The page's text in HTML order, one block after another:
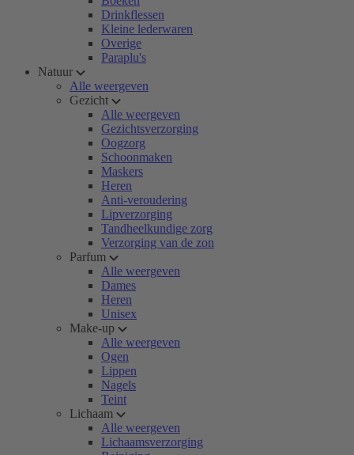
Drinkflessen
Kleine lederwaren
Overige
Paraplu's
Natuur
Alle weergeven
Gezicht
Alle weergeven
Gezichtsverzorging
Oogzorg
Schoonmaken
Maskers
Heren
Anti-veroudering
Lipverzorging
Tandheelkundige zorg
Verzorging van de zon
Parfum
Alle weergeven
Dames
Heren
Unisex
Make-up
Alle weergeven
Ogen
Lippen
Nagels
Teint
Lichaam
Alle weergeven
Lichaamsverzorging